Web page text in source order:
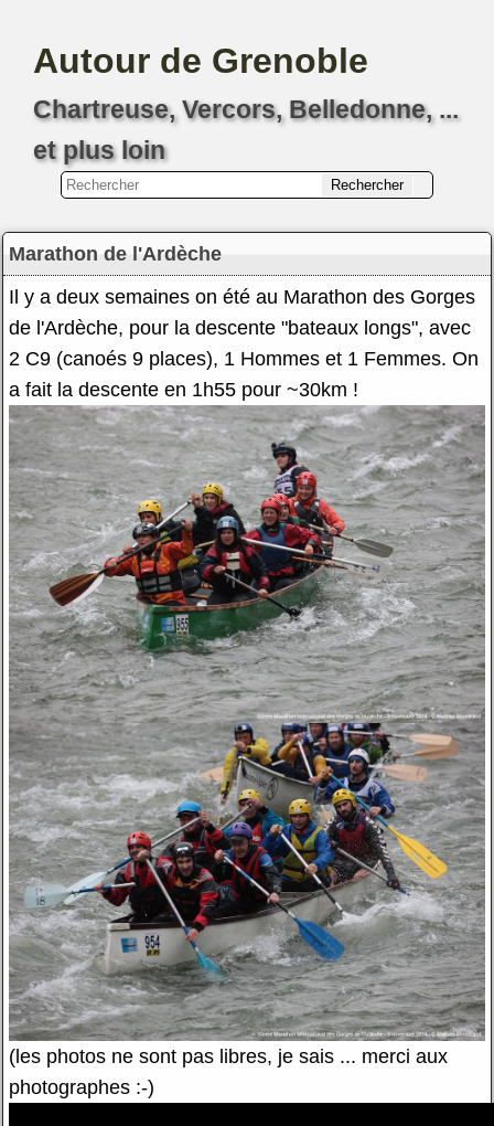
Autour de Grenoble
Chartreuse, Vercors, Belledonne, ...
et plus loin
Marathon de l'Ardèche
Il y a deux semaines on été au Marathon des Gorges
de l'Ardèche, pour la descente "bateaux longs", avec
2 C9 (canoés 9 places), 1 Hommes et 1 Femmes. On
a fait la descente en 1h55 pour ~30km !
(les photos ne sont pas libres, je sais ... merci aux
photographes :-)